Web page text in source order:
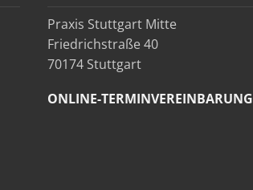
Praxis Stuttgart Mitte
Friedrichstraße 40
70174 Stuttgart
ONLINE-TERMINVEREINBARUNG